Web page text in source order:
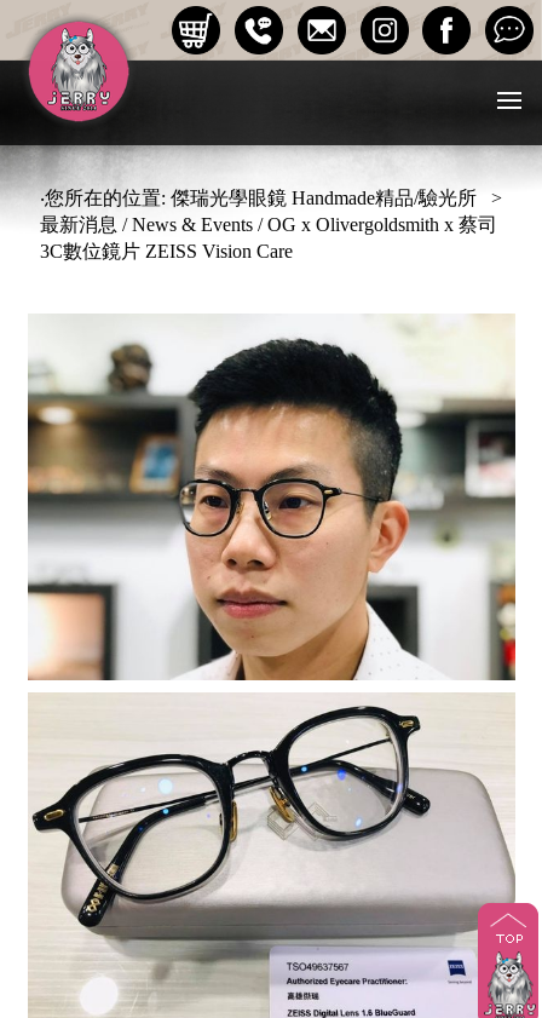
‧您所在的位置: 傑瑞光學眼鏡 Handmade精品/驗光所 >
最新消息 / News & Events / OG x Olivergoldsmith x 蔡司
3C數位鏡片 ZEISS Vision Care